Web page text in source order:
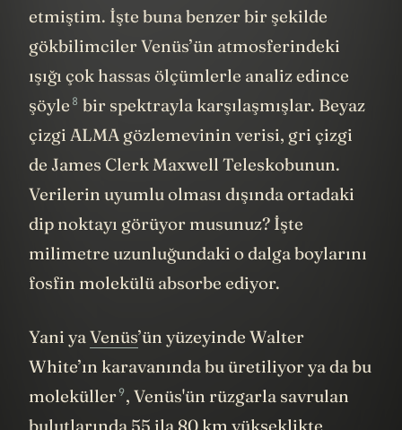
etmiştim. İşte buna benzer bir şekilde
gökbilimciler Venüs’ün atmosferindeki
ışığı çok hassas ölçümlerle analiz edince
şöyle 8 bir spektrayla karşılaşmışlar. Beyaz
çizgi ALMA gözlemevinin verisi, gri çizgi
de James Clerk Maxwell Teleskobunun.
Verilerin uyumlu olması dışında ortadaki
dip noktayı görüyor musunuz? İşte
milimetre uzunluğundaki o dalga boylarını
fosfin molekülü absorbe ediyor.
Yani yaVenüs’ün yüzeyinde Walter
White’ın karavanında bu üretiliyor ya da bu
moleküller9, Venüs'ün rüzgarla savrulan
bulutlarında 55 ila 80 km yükseklikte